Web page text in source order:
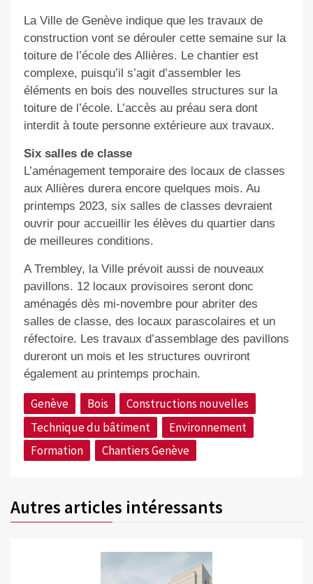
La Ville de Genève indique que les travaux de
construction vont se dérouler cette semaine sur la
toiture de l’école des Allières. Le chantier est
complexe, puisqu’il s’agit d’assembler les
éléments en bois des nouvelles structures sur la
toiture de l’école. L’accès au préau sera dont
interdit à toute personne extérieure aux travaux.
Six salles de classe
L’aménagement temporaire des locaux de classes
aux Allières durera encore quelques mois. Au
printemps 2023, six salles de classes devraient
ouvrir pour accueillir les élèves du quartier dans
de meilleures conditions.
A Trembley, la Ville prévoit aussi de nouveaux
pavillons. 12 locaux provisoires seront donc
aménagés dès mi-novembre pour abriter des
salles de classe, des locaux parascolaires et un
réfectoire. Les travaux d’assemblage des pavillons
dureront un mois et les structures ouvriront
également au printemps prochain.
Genève Bois
Constructions nouvelles
Technique du bâtiment
Environnement
Formation
Chantiers Genève
Autres articles intéressants